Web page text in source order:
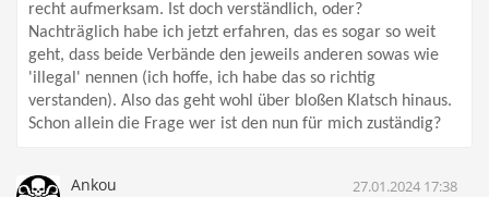
recht aufmerksam. Ist doch verständlich, oder?
Nachträglich habe ich jetzt erfahren, das es sogar so weit
geht, dass beide Verbände den jeweils anderen sowas wie
'illegal' nennen (ich hoffe, ich habe das so richtig
verstanden). Also das geht wohl über bloßen Klatsch hinaus.
Schon allein die Frage wer ist den nun für mich zuständig?
Ankou 27.01.2024 17:38